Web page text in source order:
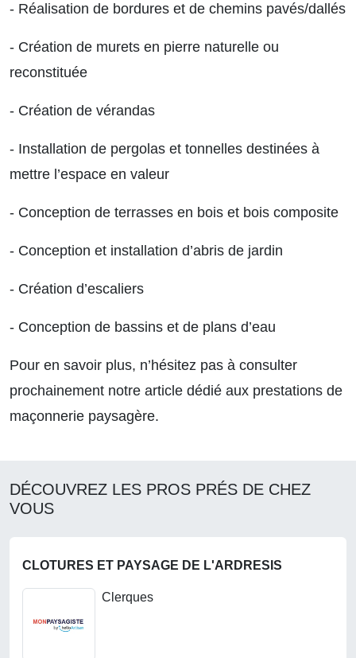
- Réalisation de bordures et de chemins pavés/dallés
- Création de murets en pierre naturelle ou
reconstituée
- Création de vérandas
- Installation de pergolas et tonnelles destinées à
mettre l’espace en valeur
- Conception de terrasses en bois et bois composite
- Conception et installation d’abris de jardin
- Création d’escaliers
- Conception de bassins et de plans d’eau
Pour en savoir plus, n’hésitez pas à consulter
prochainement notre article dédié aux prestations de
maçonnerie paysagère.
DÉCOUVREZ LES PROS PRÉS DE CHEZ
VOUS
CLOTURES ET PAYSAGE DE L'ARDRESIS
Clerques